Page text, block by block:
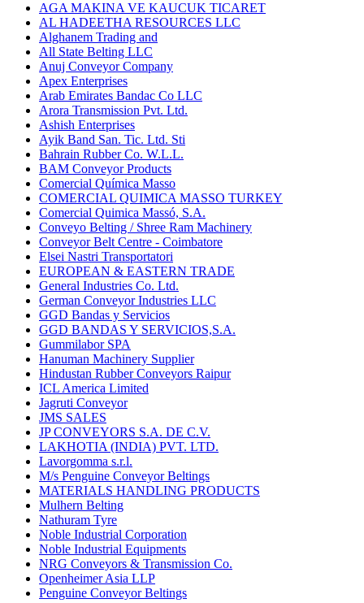
AGA MAKINA VE KAUCUK TICARET
AL HADEETHA RESOURCES LLC
Alghanem Trading and
All State Belting LLC
Anuj Conveyor Company
Apex Enterprises
Arab Emirates Bandac Co LLC
Arora Transmission Pvt. Ltd.
Ashish Enterprises
Ayik Band San. Tic. Ltd. Sti
Bahrain Rubber Co. W.L.L.
BAM Conveyor Products
Comercial Química Masso
COMERCIAL QUIMICA MASSO TURKEY
Comercial Quimica Massó, S.A.
Conveyo Belting / Shree Ram Machinery
Conveyor Belt Centre - Coimbatore
Elsei Nastri Transportatori
EUROPEAN & EASTERN TRADE
General Industries Co. Ltd.
German Conveyor Industries LLC
GGD Bandas y Servicios
GGD BANDAS Y SERVICIOS,S.A.
Gummilabor SPA
Hanuman Machinery Supplier
Hindustan Rubber Conveyors Raipur
ICL America Limited
Jagruti Conveyor
JMS SALES
JP CONVEYORS S.A. DE C.V.
LAKHOTIA (INDIA) PVT. LTD.
Lavorgomma s.r.l.
M/s Penguine Conveyor Beltings
MATERIALS HANDLING PRODUCTS
Mulhern Belting
Nathuram Tyre
Noble Industrial Corporation
Noble Industrial Equipments
NRG Conveyors & Transmission Co.
Openheimer Asia LLP
Penguine Conveyor Beltings